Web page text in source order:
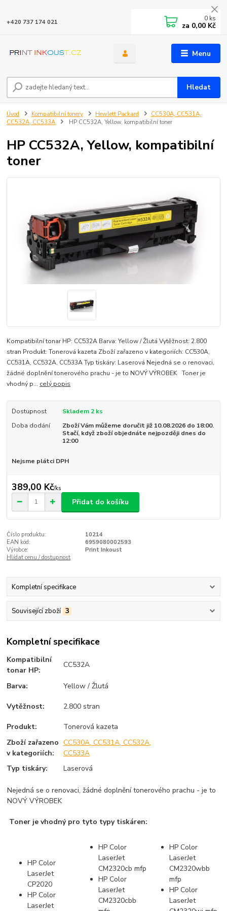
Menu
Hledat
+420 737 174 021 0 ks
za 0,00 Kč
Úvod Kompatibilní tonery Hewlett Packard
CC530A, CC531A,
CC532A, CC533A
HP CC532A, Yellow, kompatibilní toner
HP CC532A, Yellow, kompatibilní
toner
Kompatibilní tonar HP: CC532A Barva: Yellow / Žlutá Vytěžnost: 2.800
stran Produkt: Tonerová kazeta Zboží zařazeno v kategoriích: CC530A,
CC531A, CC532A, CC533A Typ tiskáry: Laserová Nejedná se o renovaci,
žádné doplnění tonerového prachu - je to NOVÝ VÝROBEK Toner je
vhodný p... celý popis
Dostupnost
Skladem 2 ks
Doba dodání
Zboží Vám můžeme doručit již 10.08.2026 do 18:00.
Stačí, když zboží objednáte nejpozději dnes do
12:00
Nejsme plátci DPH
389,00 Kč/ks
Přidat do košíku
Číslo produktu:
10214
EAN kód:
6959080002593
Výrobce:
Print Inkoust
Hlídat cenu / dostupnost
Kompletní specifikace
Související zboží 3
Kompletní specifikace
Kompatibilní
tonar HP:
CC532A
Barva: Yellow / Žlutá
Vytěžnost: 2.800 stran
Produkt:
Tonerová kazeta
Zboží zařazeno
v kategoriích:
CC530A, CC531A, CC532A,
CC533A
Typ tiskáry:
Laserová
Nejedná se o renovaci, žádné doplnění tonerového prachu - je to
NOVÝ VÝROBEK
Toner je vhodný pro tyto typy tiskáren:
HP Color
LaserJet
CP2020
HP Color
LaserJet
HP Color
LaserJet
CM2320cb mfp
HP Color
LaserJet
CM2320cbb
HP Color
LaserJet
CM2320wbb
mfp
HP Color
LaserJet